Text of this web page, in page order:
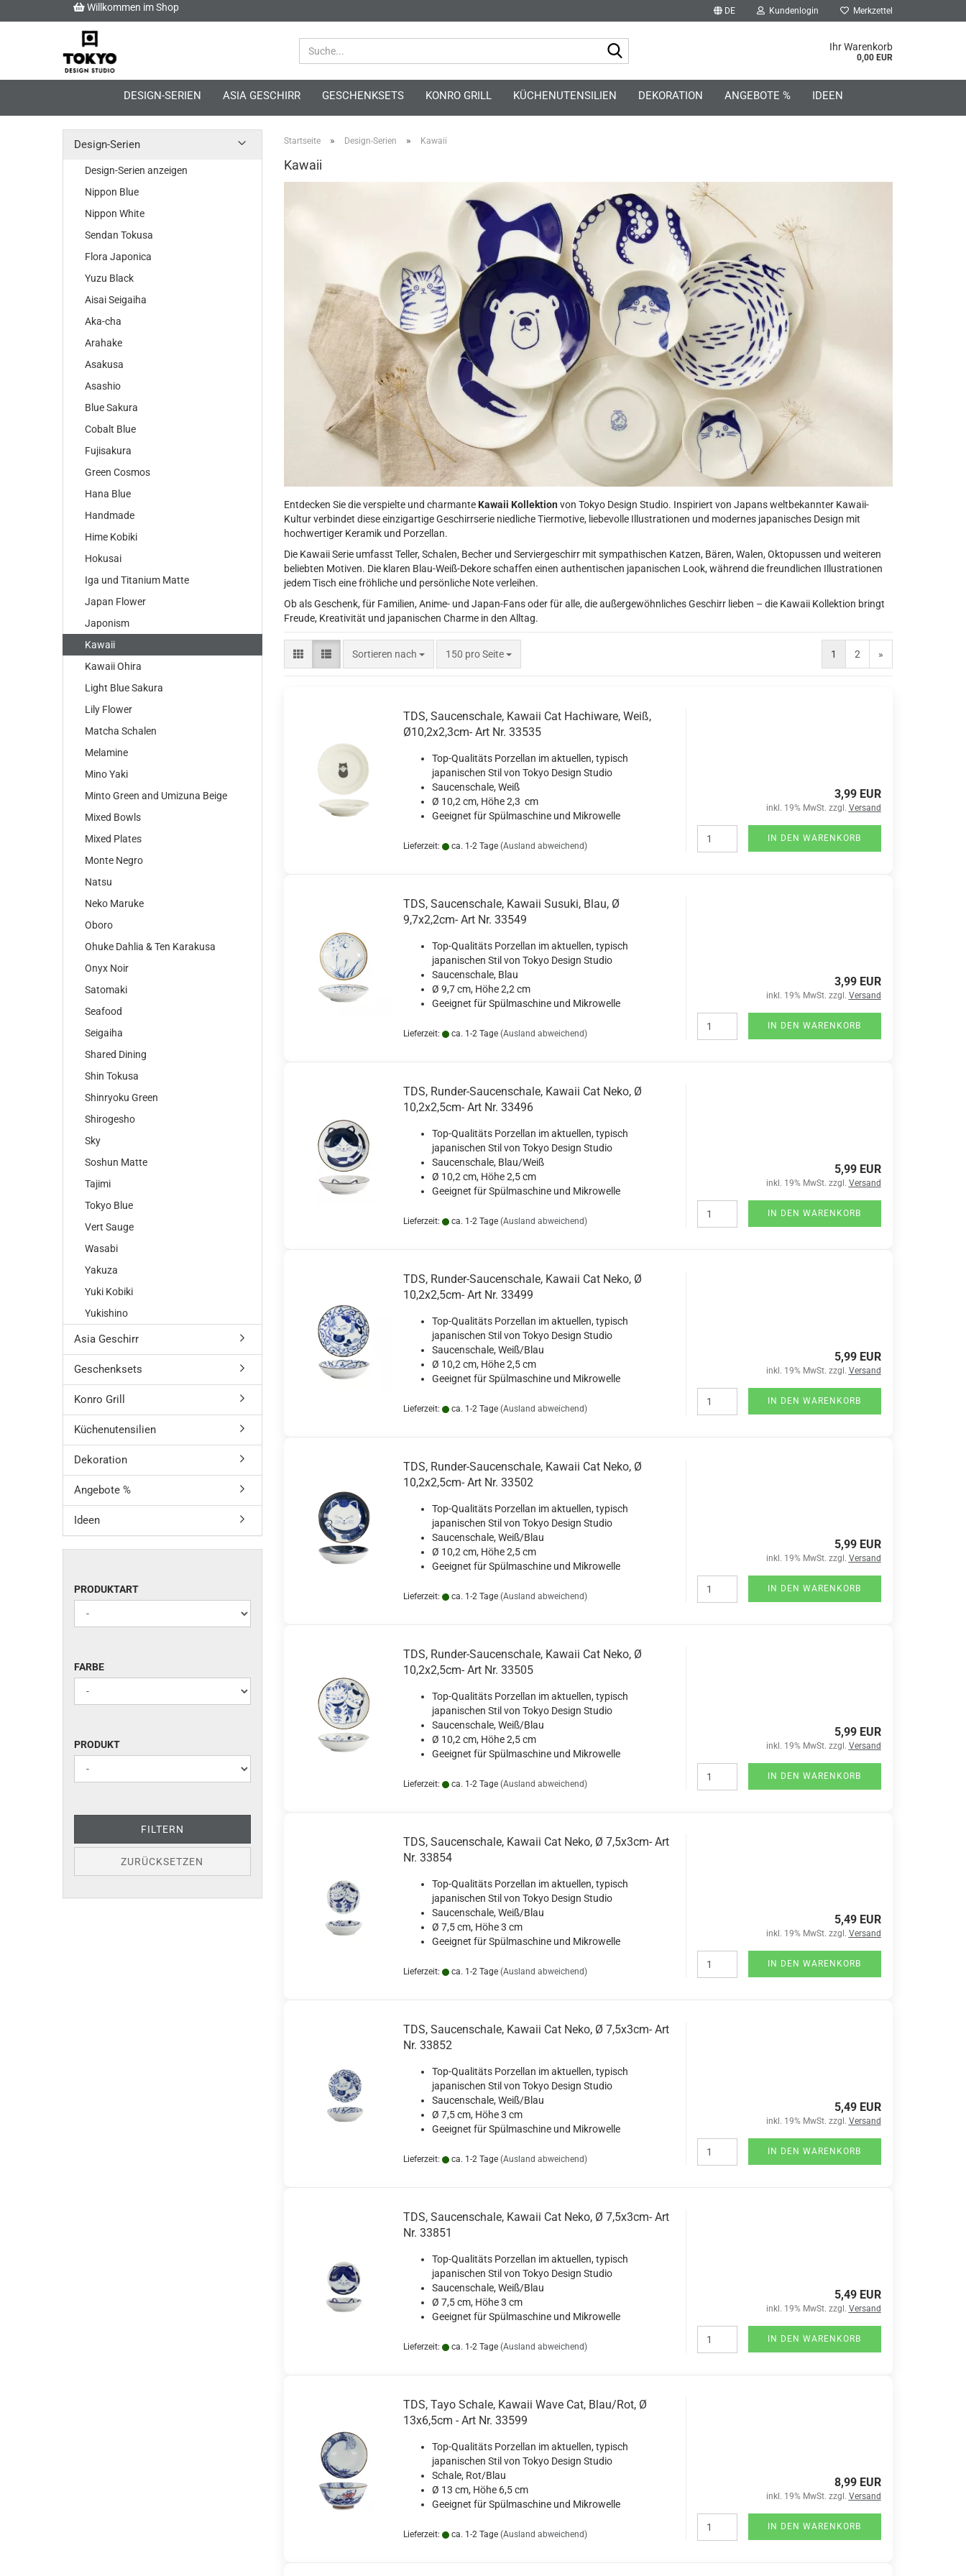
Willkommen im Shop DE Kundenlogin
Konto erstellen
Passwort vergessen?
Merkzettel
Ihr Warenkorb
0,00 EUR
DESIGN-SERIEN ASIA GESCHIRR GESCHENKSETS KONRO GRILL KÜCHENUTENSILIEN DEKORATION ANGEBOTE % IDEEN
Startseite » Design-Serien » Kawaii
Kawaii
Entdecken Sie die verspielte und charmante Kawaii Kollektion von Tokyo Design Studio. Inspiriert von Japans weltbekannter Kawaii-
Kultur verbindet diese einzigartige Geschirrserie niedliche Tiermotive, liebevolle Illustrationen und modernes japanisches Design mit
hochwertiger Keramik und Porzellan.
Die Kawaii Serie umfasst Teller, Schalen, Becher und Serviergeschirr mit sympathischen Katzen, Bären, Walen, Oktopussen und weiteren
beliebten Motiven. Die klaren Blau-Weiß-Dekore schaffen einen authentischen japanischen Look, während die freundlichen Illustrationen
jedem Tisch eine fröhliche und persönliche Note verleihen.
Ob als Geschenk, für Familien, Anime- und Japan-Fans oder für alle, die außergewöhnliches Geschirr lieben – die Kawaii Kollektion bringt
Freude, Kreativität und japanischen Charme in den Alltag.
Sortieren nach
Sortieren nach 150 pro Seite
pro Seite 1 2 »
TDS, Saucenschale, Kawaii Cat Hachiware, Weiß,
Ø10,2x2,3cm- Art Nr. 33535
Top-Qualitäts Porzellan im aktuellen, typisch
japanischen Stil von Tokyo Design Studio
Saucenschale, Weiß
Ø 10,2 cm, Höhe 2,3 cm
Geeignet für Spülmaschine und Mikrowelle
Lieferzeit: ca. 1-2 Tage (Ausland abweichend)
3,99 EUR
inkl. 19% MwSt. zzgl. Versand
IN DEN WARENKORB
TDS, Saucenschale, Kawaii Susuki, Blau, Ø
9,7x2,2cm- Art Nr. 33549
Top-Qualitäts Porzellan im aktuellen, typisch
japanischen Stil von Tokyo Design Studio
Saucenschale, Blau
Ø 9,7 cm, Höhe 2,2 cm
Geeignet für Spülmaschine und Mikrowelle
Lieferzeit: ca. 1-2 Tage (Ausland abweichend)
3,99 EUR
inkl. 19% MwSt. zzgl. Versand
IN DEN WARENKORB
TDS, Runder-Saucenschale, Kawaii Cat Neko, Ø
10,2x2,5cm- Art Nr. 33496
Top-Qualitäts Porzellan im aktuellen, typisch
japanischen Stil von Tokyo Design Studio
Saucenschale, Blau/Weiß
Ø 10,2 cm, Höhe 2,5 cm
Geeignet für Spülmaschine und Mikrowelle
Lieferzeit: ca. 1-2 Tage (Ausland abweichend)
5,99 EUR
inkl. 19% MwSt. zzgl. Versand
IN DEN WARENKORB
TDS, Runder-Saucenschale, Kawaii Cat Neko, Ø
10,2x2,5cm- Art Nr. 33499
Top-Qualitäts Porzellan im aktuellen, typisch
japanischen Stil von Tokyo Design Studio
Saucenschale, Weiß/Blau
Ø 10,2 cm, Höhe 2,5 cm
Geeignet für Spülmaschine und Mikrowelle
Lieferzeit: ca. 1-2 Tage (Ausland abweichend)
5,99 EUR
inkl. 19% MwSt. zzgl. Versand
IN DEN WARENKORB
TDS, Runder-Saucenschale, Kawaii Cat Neko, Ø
10,2x2,5cm- Art Nr. 33502
Top-Qualitäts Porzellan im aktuellen, typisch
japanischen Stil von Tokyo Design Studio
Saucenschale, Weiß/Blau
Ø 10,2 cm, Höhe 2,5 cm
Geeignet für Spülmaschine und Mikrowelle
Lieferzeit: ca. 1-2 Tage (Ausland abweichend)
5,99 EUR
inkl. 19% MwSt. zzgl. Versand
IN DEN WARENKORB
TDS, Runder-Saucenschale, Kawaii Cat Neko, Ø
10,2x2,5cm- Art Nr. 33505
Top-Qualitäts Porzellan im aktuellen, typisch
japanischen Stil von Tokyo Design Studio
Saucenschale, Weiß/Blau
Ø 10,2 cm, Höhe 2,5 cm
Geeignet für Spülmaschine und Mikrowelle
Lieferzeit: ca. 1-2 Tage (Ausland abweichend)
5,99 EUR
inkl. 19% MwSt. zzgl. Versand
IN DEN WARENKORB
TDS, Saucenschale, Kawaii Cat Neko, Ø 7,5x3cm- Art
Nr. 33854
Top-Qualitäts Porzellan im aktuellen, typisch
japanischen Stil von Tokyo Design Studio
Saucenschale, Weiß/Blau
Ø 7,5 cm, Höhe 3 cm
Geeignet für Spülmaschine und Mikrowelle
Lieferzeit: ca. 1-2 Tage (Ausland abweichend)
5,49 EUR
inkl. 19% MwSt. zzgl. Versand
IN DEN WARENKORB
TDS, Saucenschale, Kawaii Cat Neko, Ø 7,5x3cm- Art
Nr. 33852
Top-Qualitäts Porzellan im aktuellen, typisch
japanischen Stil von Tokyo Design Studio
Saucenschale, Weiß/Blau
Ø 7,5 cm, Höhe 3 cm
Geeignet für Spülmaschine und Mikrowelle
Lieferzeit: ca. 1-2 Tage (Ausland abweichend)
5,49 EUR
inkl. 19% MwSt. zzgl. Versand
IN DEN WARENKORB
TDS, Saucenschale, Kawaii Cat Neko, Ø 7,5x3cm- Art
Nr. 33851
Top-Qualitäts Porzellan im aktuellen, typisch
japanischen Stil von Tokyo Design Studio
Saucenschale, Weiß/Blau
Ø 7,5 cm, Höhe 3 cm
Geeignet für Spülmaschine und Mikrowelle
Lieferzeit: ca. 1-2 Tage (Ausland abweichend)
5,49 EUR
inkl. 19% MwSt. zzgl. Versand
IN DEN WARENKORB
TDS, Tayo Schale, Kawaii Wave Cat, Blau/Rot, Ø
13x6,5cm - Art Nr. 33599
Top-Qualitäts Porzellan im aktuellen, typisch
japanischen Stil von Tokyo Design Studio
Schale, Rot/Blau
Ø 13 cm, Höhe 6,5 cm
Geeignet für Spülmaschine und Mikrowelle
Lieferzeit: ca. 1-2 Tage (Ausland abweichend)
8,99 EUR
inkl. 19% MwSt. zzgl. Versand
IN DEN WARENKORB
Design-Serien
Design-Serien anzeigen
Nippon Blue
Nippon White
Sendan Tokusa
Flora Japonica
Yuzu Black
Aisai Seigaiha
Aka-cha
Arahake
Asakusa
Asashio
Blue Sakura
Cobalt Blue
Fujisakura
Green Cosmos
Hana Blue
Handmade
Hime Kobiki
Hokusai
Iga und Titanium Matte
Japan Flower
Japonism
Kawaii
Kawaii Ohira
Light Blue Sakura
Lily Flower
Matcha Schalen
Melamine
Mino Yaki
Minto Green and Umizuna Beige
Mixed Bowls
Mixed Plates
Monte Negro
Natsu
Neko Maruke
Oboro
Ohuke Dahlia & Ten Karakusa
Onyx Noir
Satomaki
Seafood
Seigaiha
Shared Dining
Shin Tokusa
Shinryoku Green
Shirogesho
Sky
Soshun Matte
Tajimi
Tokyo Blue
Vert Sauge
Wasabi
Yakuza
Yuki Kobiki
Yukishino
Asia Geschirr
Geschenksets
Konro Grill
Küchenutensilien
Dekoration
Angebote %
Ideen
PRODUKTART
PRODUKTART
FARBE
FARBE
PRODUKT
PRODUKT
FILTERN
ZURÜCKSETZEN